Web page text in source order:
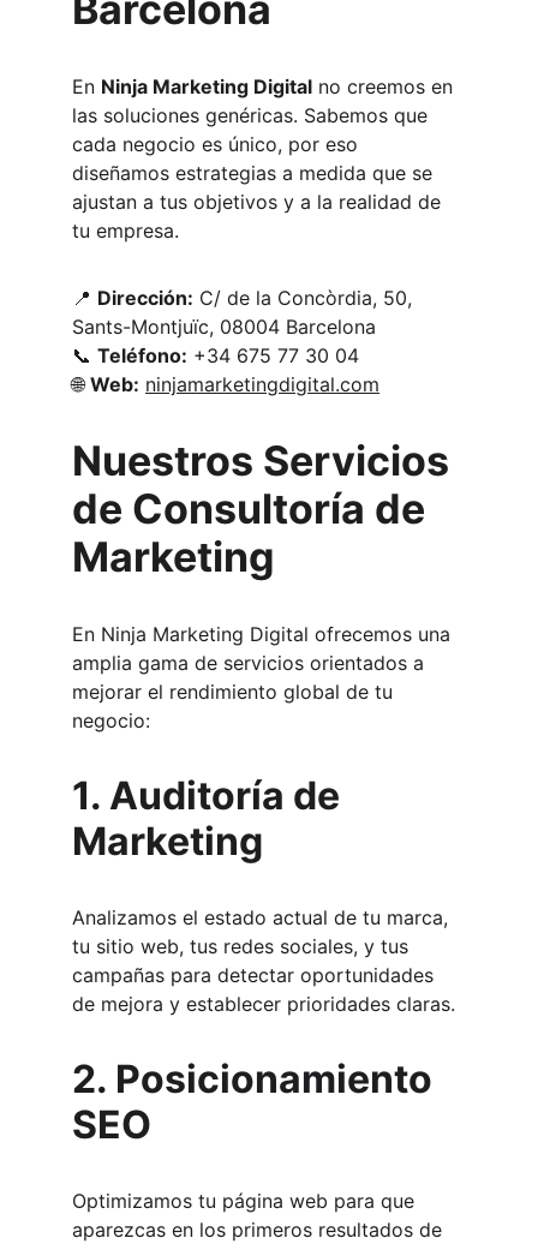
En Ninja Marketing Digital no creemos en
las soluciones genéricas. Sabemos que
cada negocio es único, por eso
diseñamos estrategias a medida que se
ajustan a tus objetivos y a la realidad de
tu empresa.
📍 Dirección: C/ de la Concòrdia, 50,
Sants-Montjuïc, 08004 Barcelona
📞 Teléfono: +34 675 77 30 04
🌐 Web: ninjamarketingdigital.com
Nuestros Servicios
de Consultoría de
Marketing
En Ninja Marketing Digital ofrecemos una
amplia gama de servicios orientados a
mejorar el rendimiento global de tu
negocio:
1. Auditoría de
Marketing
Analizamos el estado actual de tu marca,
tu sitio web, tus redes sociales, y tus
campañas para detectar oportunidades
de mejora y establecer prioridades claras.
2. Posicionamiento
SEO
Optimizamos tu página web para que
aparezcas en los primeros resultados de